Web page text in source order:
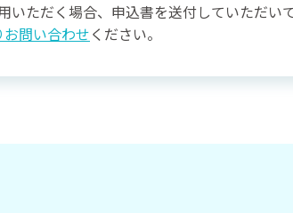
いただく場合、申込書を送付していただい
問い合わせください。